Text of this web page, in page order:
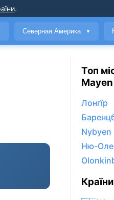
.
Северная Америка ▼
Топ
Mayen
Лонгїр
Nybyen
Ню-